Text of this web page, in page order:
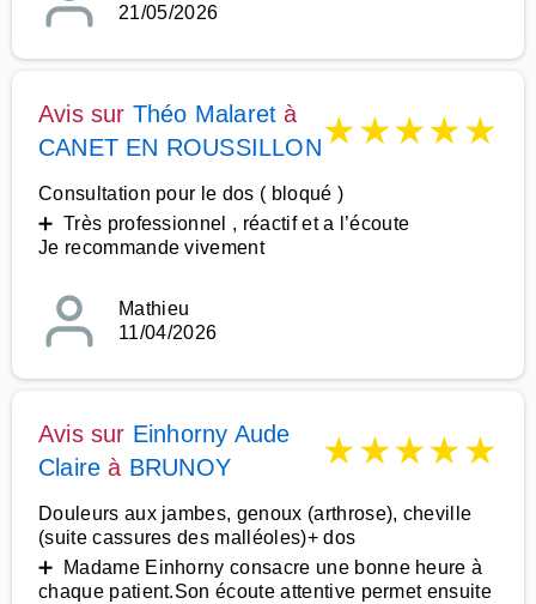
21/05/2026
Avis sur Théo Malaret à
CANET EN ROUSSILLON★★★★★
Consultation pour le dos ( bloqué )
➕ Très professionnel , réactif et a l’écoute
Je recommande vivement
Mathieu
11/04/2026
Avis sur Einhorny Aude
Claire à BRUNOY ★★★★★
Douleurs aux jambes, genoux (arthrose), cheville
(suite cassures des malléoles)+ dos
➕ Madame Einhorny consacre une bonne heure à
chaque patient.Son écoute attentive permet ensuite